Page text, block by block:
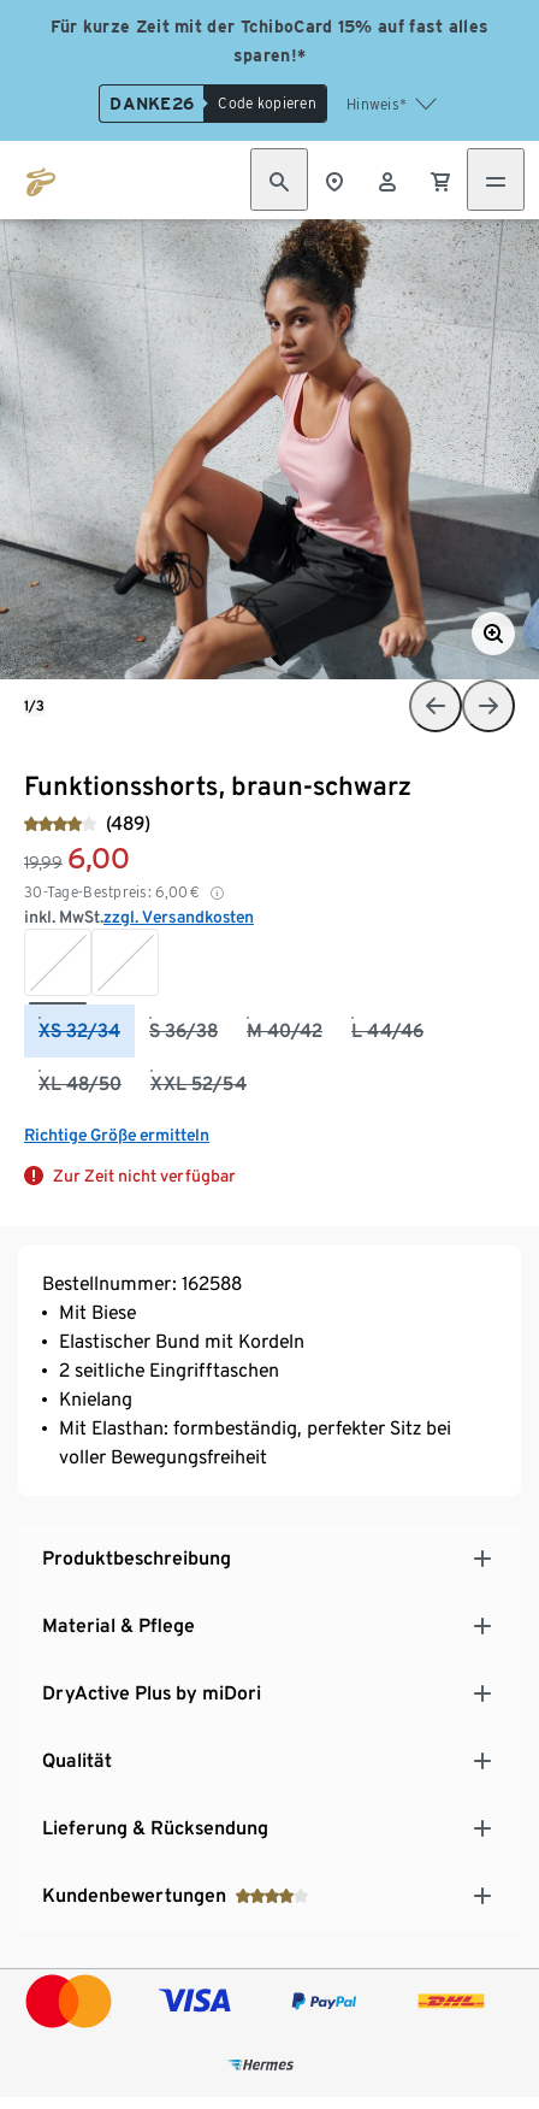
Für kurze Zeit mit der TchiboCard 15% auf fast alles
sparen!*
DANKE26 Code kopieren Hinweis*
Funktionsshorts, braun-schwarz
(489)
19,99 6,00
30-Tage-Bestpreis: 6,00 €
inkl. MwSt.zzgl. Versandkosten
XS 32/34 S 36/38 M 40/42 L 44/46
XL 48/50 XXL 52/54
Richtige Größe ermitteln
Zur Zeit nicht verfügbar
1/3
Bestellnummer: 162588
Mit Biese
Elastischer Bund mit Kordeln
2 seitliche Eingrifftaschen
Knielang
Mit Elasthan: formbeständig, perfekter Sitz bei
voller Bewegungsfreiheit
Produktbeschreibung
Material & Pflege
DryActive Plus by miDori
Qualität
Lieferung & Rücksendung
Kundenbewertungen